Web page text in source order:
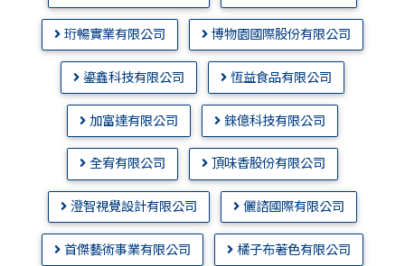
珩暢實業有限公司 博物園國際股份有限公司
鎏鑫科技有限公司 恆益食品有限公司
加富達有限公司 錸億科技有限公司
全宥有限公司 頂味香股份有限公司
澄智視覺設計有限公司 儷諮國際有限公司
首傑藝術事業有限公司 橘子布著色有限公司